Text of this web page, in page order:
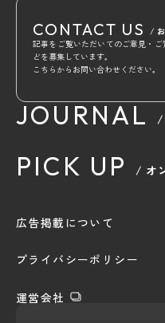
CONTACT US /
記事をご覧いただいてのご意見・
どを募集しています。
こちらからお問い合わせください。
JOURNAL /
PICK UP / オ
広告掲載について
プライバシーポリシー
運営会社